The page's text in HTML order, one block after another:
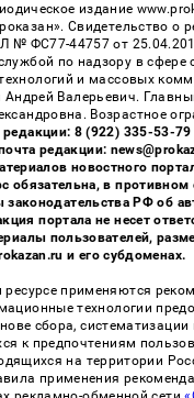
издание
Cвидетельство о
№ ФС77-44757 от
по надзору в сфере
и массовых
Валерьевич.
Возрастное
редакции: 8 (922) 335-53-79
редакции:
новостного
обязательна, в противном
РФ об
портала не несет
пользователей,
и его субдоменах.
применяются
технологии
сбора, систематизации
к предпочтениям
на территории
применения